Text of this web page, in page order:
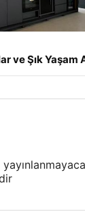
ve Şık Yaşam